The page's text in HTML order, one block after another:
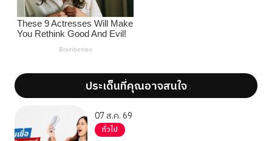
';ประเด็นที่คุณอาจสนใจ';
07 ส.ค. 69
ทั่วไป